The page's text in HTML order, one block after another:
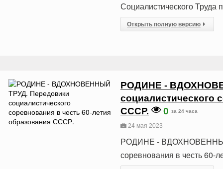
Социалистического Труда
Открыть полную версию
РОДИНЕ -
социалистического
СССР.
0 за 24 часа
24 мая 2023
РОДИНЕ - ВДОХНОВЕННЫЙ
соревнования в честь 60-